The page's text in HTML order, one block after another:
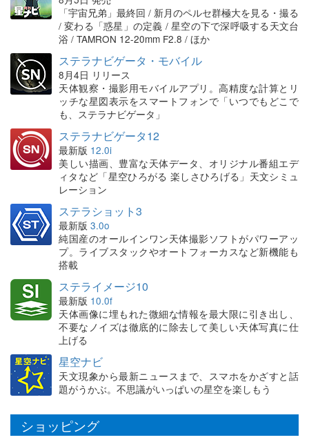
「宇宙兄弟」最終回 / 新月のペルセ群極大を見る・撮る
/ 変わる「惑星」の定義 / 星空の下で深呼吸する天文台
浴 / TAMRON 12-20mm F2.8 / ほか
ステラナビゲータ・モバイル
8月4日 リリース
天体観察・撮影用モバイルアプリ。高精度な計算とリ
ッチな星図表示をスマートフォンで「いつでもどこで
も、ステラナビゲータ」
ステラナビゲータ12
最新版 12.0i
美しい描画、豊富な天体データ、オリジナル番組エデ
ィタなど「星空ひろがる 楽しさひろげる」天文シミュ
レーション
ステラショット3
最新版 3.0o
純国産のオールインワン天体撮影ソフトがパワーアッ
プ。ライブスタックやオートフォーカスなど新機能も
搭載
ステライメージ10
最新版 10.0f
天体画像に埋もれた微細な情報を最大限に引き出し、
不要なノイズは徹底的に除去して美しい天体写真に仕
上げる
星空ナビ
天文現象から最新ニュースまで、スマホをかざすと話
題がうかぶ。不思議がいっぱいの星空を楽しもう
ショッピング